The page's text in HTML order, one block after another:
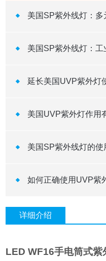
美国SP紫外线灯：
美国SP紫外线灯：
延长美国UVP紫外灯
美国UVP紫外灯作用
美国SP紫外线灯的使
如何正确使用UVP紫
详细介绍
LED WF16手电筒式紫